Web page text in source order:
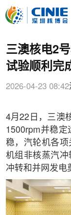
三澳核电2
试验顺利完
2026-04-23 08:42
4月22日，三澳
1500rpm并稳
稳，汽轮机各
机组非核蒸汽
冲转和并网发电